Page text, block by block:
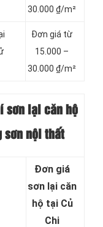
30.000 ₫/m²
Đơn giá từ
15.000 –
30.000 ₫/m²
sơn lại căn hộ
sơn nội thất
Đơn giá
sơn lại căn
hộ tại Củ
Chi